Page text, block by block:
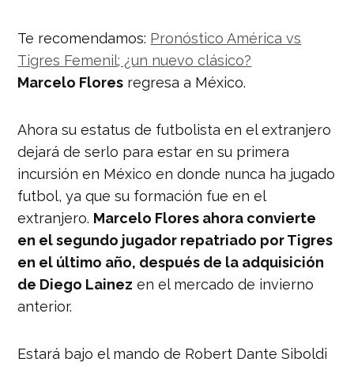
Te recomendamos: Pronóstico América vs
Tigres Femenil; ¿un nuevo clásico?
Marcelo Flores regresa a México.
Ahora su estatus de futbolista en el extranjero
dejará de serlo para estar en su primera
incursión en México en donde nunca ha jugado
futbol, ya que su formación fue en el
extranjero. Marcelo Flores ahora convierte
en el segundo jugador repatriado por Tigres
en el último año, después de la adquisición
de Diego Lainez en el mercado de invierno
anterior.
Estará bajo el mando de Robert Dante Siboldi